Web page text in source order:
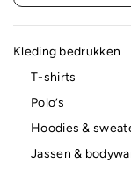
Kleding bedrukken
T-shirts
Polo’s
Hoodies &
Jassen &